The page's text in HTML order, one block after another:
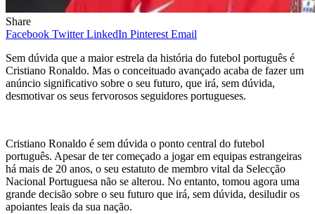
Share
Facebook Twitter LinkedIn Pinterest Email
Sem dúvida que a maior estrela da história do futebol português é
Cristiano Ronaldo. Mas o conceituado avançado acaba de fazer um
anúncio significativo sobre o seu futuro, que irá, sem dúvida,
desmotivar os seus fervorosos seguidores portugueses.
Cristiano Ronaldo é sem dúvida o ponto central do futebol
português. Apesar de ter começado a jogar em equipas estrangeiras
há mais de 20 anos, o seu estatuto de membro vital da Selecção
Nacional Portuguesa não se alterou. No entanto, tomou agora uma
grande decisão sobre o seu futuro que irá, sem dúvida, desiludir os
apoiantes leais da sua nação.